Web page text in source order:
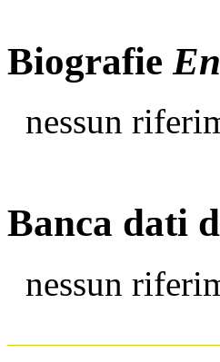
Biografie
nessun
Banca dati
nessun